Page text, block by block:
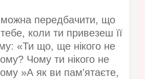
можна передбачити, що
коли ти привезеш її
«Ти що, ще нікого не
Чому ти нікого не
»А як ви пам'ятаєте,